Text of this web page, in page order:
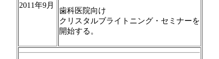
2011年9月
歯科医院向け
クリスタルブライトニング・セミナーを
開始する。